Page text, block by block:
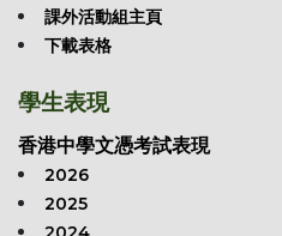
課外活動組主頁
下載表格
學生表現
香港中學文憑考試表現
2026
2025